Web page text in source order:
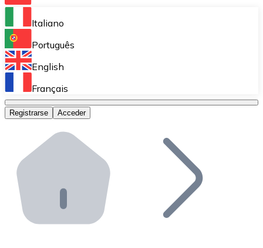
Bitnovo Ramp
Integra nuestra solución en tu plataforma.
Bitnovo Giftcards
Bitnovo OTC
Bitnovo ATM
Integra un ATM Bitnovo en tu negocio y permite que
Bitnovo API
Integra nuestra API en tu ecosistema.
Italiano
Português
English
Français
Registrarse Acceder